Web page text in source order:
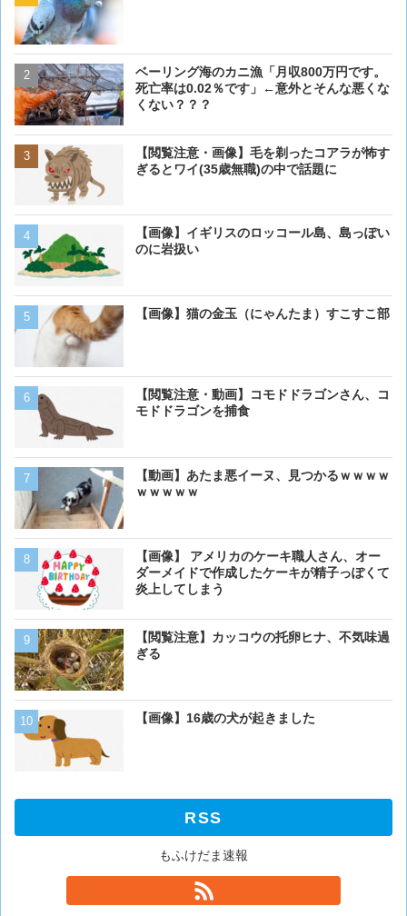
ベーリング海のカニ漁「月収800万円です。
死亡率は0.02％です」←意外とそんな悪くな
くない？？？
【閲覧注意・画像】毛を剃ったコアラが怖す
ぎるとワイ(35歳無職)の中で話題に
【画像】イギリスのロッコール島、島っぽい
のに岩扱い
【画像】猫の金玉（にゃんたま）すこすこ部
【閲覧注意・動画】コモドドラゴンさん、コ
モドドラゴンを捕食
【動画】あたま悪イーヌ、見つかるｗｗｗｗ
ｗｗｗｗｗ
【画像】 アメリカのケーキ職人さん、オー
ダーメイドで作成したケーキが精子っぽくて
炎上してしまう
【閲覧注意】カッコウの托卵ヒナ、不気味過
ぎる
【画像】16歳の犬が起きました
【閲覧注意・画像】毛を剃
ぎるとワイ(35歳無職)の中
【画像大量！】イッヌさん
も上手い
【画像】 アメリカのケー
【動画】男性、ロバにちょ
【動画】虎さん、飼い慣
を失う
【画像】イッヌさん、アホ
犬って普段何考えてるの？
ベーリング海のカニ漁「月
猫「おい人間。おれを飼え
RSS
もふけだま速報